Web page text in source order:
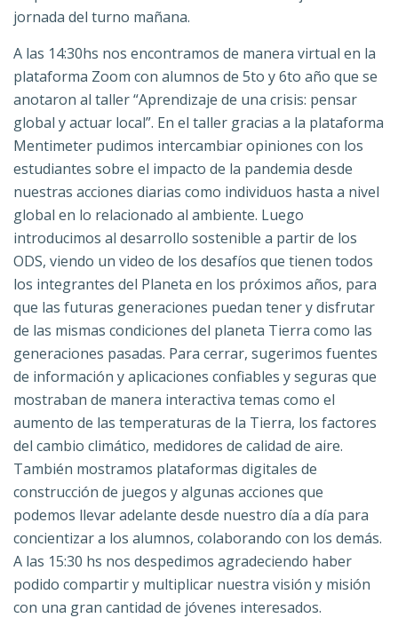
jornada del turno mañana.
A las 14:30hs nos encontramos de manera virtual en la
plataforma Zoom con alumnos de 5to y 6to año que se
anotaron al taller “Aprendizaje de una crisis: pensar
global y actuar local”. En el taller gracias a la plataforma
Mentimeter pudimos intercambiar opiniones con los
estudiantes sobre el impacto de la pandemia desde
nuestras acciones diarias como individuos hasta a nivel
global en lo relacionado al ambiente. Luego
introducimos al desarrollo sostenible a partir de los
ODS, viendo un video de los desafíos que tienen todos
los integrantes del Planeta en los próximos años, para
que las futuras generaciones puedan tener y disfrutar
de las mismas condiciones del planeta Tierra como las
generaciones pasadas. Para cerrar, sugerimos fuentes
de información y aplicaciones confiables y seguras que
mostraban de manera interactiva temas como el
aumento de las temperaturas de la Tierra, los factores
del cambio climático, medidores de calidad de aire.
También mostramos plataformas digitales de
construcción de juegos y algunas acciones que
podemos llevar adelante desde nuestro día a día para
concientizar a los alumnos, colaborando con los demás.
A las 15:30 hs nos despedimos agradeciendo haber
podido compartir y multiplicar nuestra visión y misión
con una gran cantidad de jóvenes interesados.